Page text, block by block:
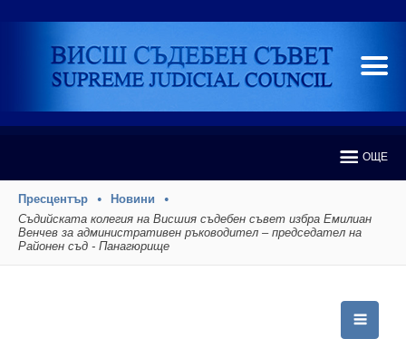
ОЩЕ
Пресцентър
Новини
Съдийската колегия на Висшия съдебен съвет избра Емилиан
Венчев за административен ръководител – председател на
Районен съд - Панагюрище